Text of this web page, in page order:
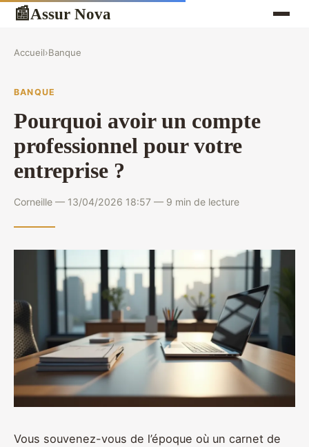
📰Assur Nova
Accueil›Banque
BANQUE
Pourquoi avoir un compte
professionnel pour votre
entreprise ?
Corneille — 13/04/2026 18:57 — 9 min de lecture
Vous souvenez-vous de l’époque où un carnet de